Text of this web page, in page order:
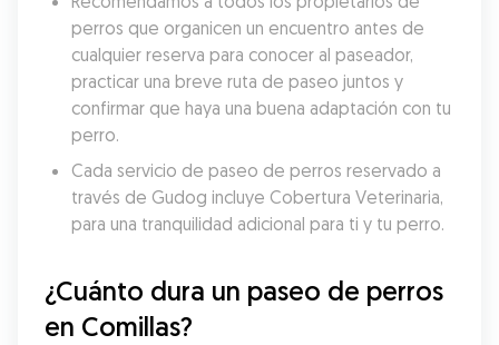
perros que organicen un encuentro antes de
cualquier reserva para conocer al paseador,
practicar una breve ruta de paseo juntos y
confirmar que haya una buena adaptación con tu
perro.
Cada servicio de paseo de perros reservado a
través de Gudog incluye Cobertura Veterinaria,
para una tranquilidad adicional para ti y tu perro.
¿Cuánto dura un paseo de perros
en Comillas?